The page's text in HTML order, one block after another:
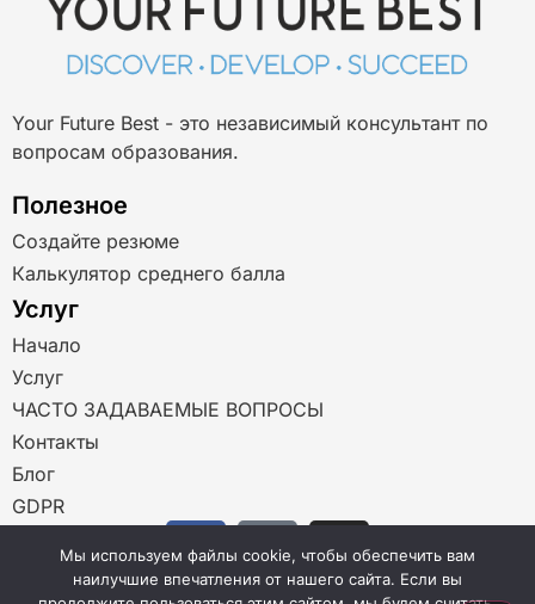
Your Future Best - это независимый консультант по
вопросам образования.
Полезное
Создайте резюме
Калькулятор среднего балла
Услуг
Начало
Услуг
ЧАСТО ЗАДАВАЕМЫЕ ВОПРОСЫ
Контакты
Блог
GDPR
EN
Мы используем файлы cookie, чтобы обеспечить вам
наилучшие впечатления от нашего сайта. Если вы